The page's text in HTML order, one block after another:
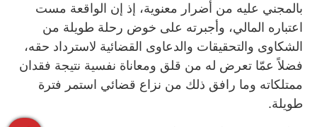
بالمجني عليه من أضرار معنوية، إذ إن الواقعة مست
اعتباره المالي، وأجبرته على خوض رحلة طويلة من
الشكاوى والتحقيقات والدعاوى القضائية لاسترداد حقه،
فضلاً عمّا تعرض له من قلق ومعاناة نفسية نتيجة فقدان
ممتلكاته وما رافق ذلك من نزاع قضائي استمر فترة
طويلة.